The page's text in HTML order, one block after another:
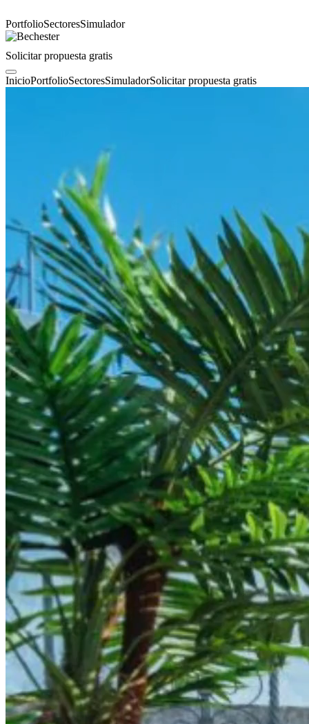
PortfolioSectoresSimulador
Solicitar propuesta gratis
InicioPortfolioSectoresSimuladorSolicitar propuesta gratis